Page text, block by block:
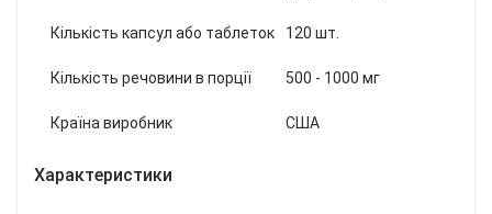
Кількість капсул або таблеток 120 шт.
Кількість речовини в порції 500 - 1000 мг
Країна виробник США
Характеристики